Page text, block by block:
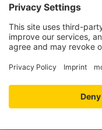
AL 16X5"
einen
mit einer
von 5
montieren.